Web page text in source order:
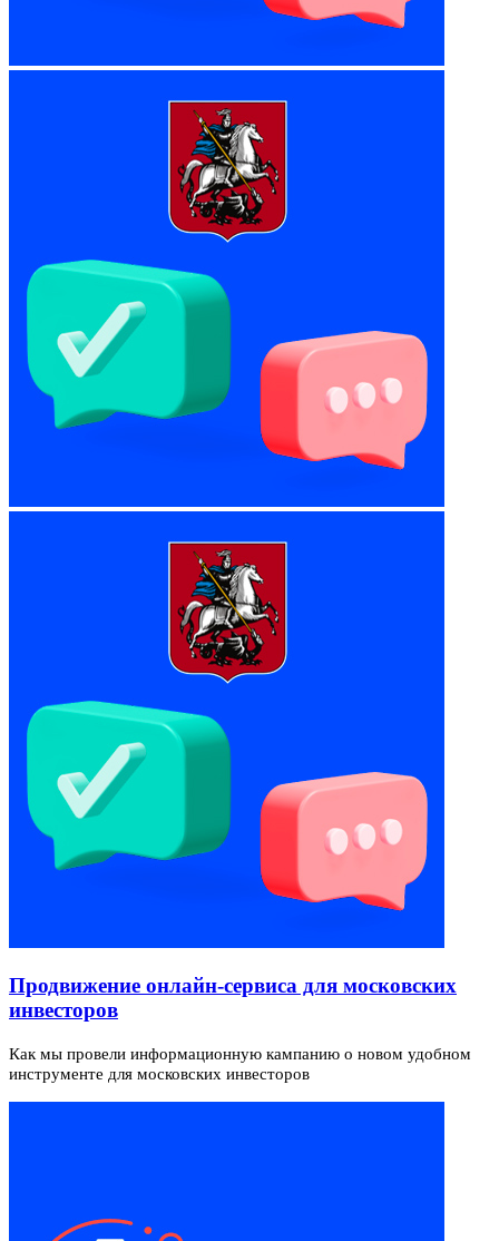
Продвижение онлайн-сервиса для московских
инвесторов
Как мы провели информационную кампанию о новом удобном
инструменте для московских инвесторов